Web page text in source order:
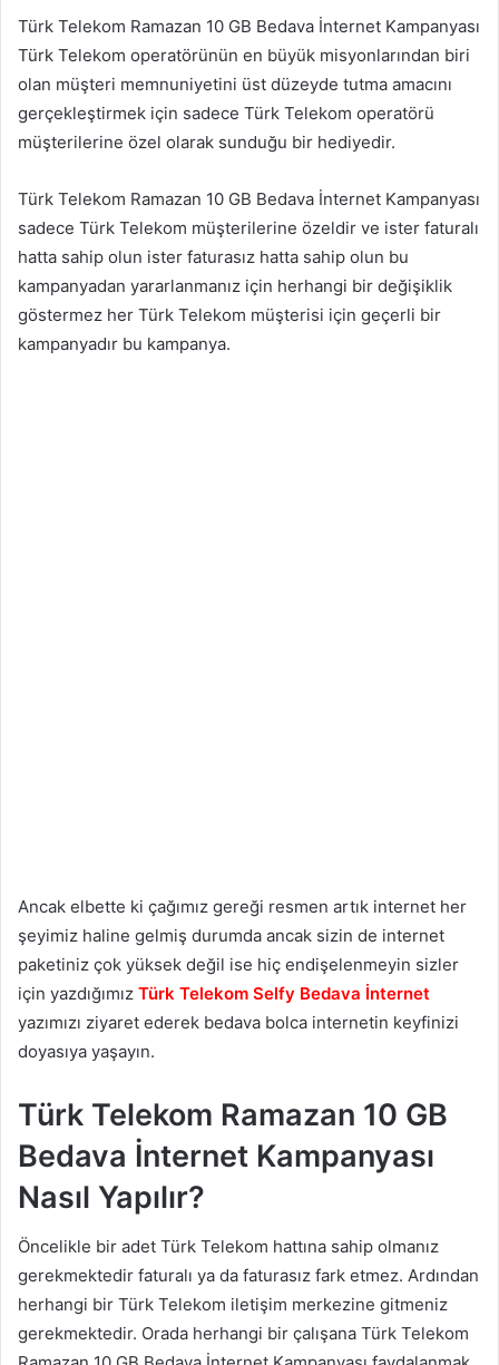
Türk Telekom Ramazan 10 GB Bedava İnternet Kampanyası
Türk Telekom operatörünün en büyük misyonlarından biri
olan müşteri memnuniyetini üst düzeyde tutma amacını
gerçekleştirmek için sadece Türk Telekom operatörü
müşterilerine özel olarak sunduğu bir hediyedir.
Türk Telekom Ramazan 10 GB Bedava İnternet Kampanyası
sadece Türk Telekom müşterilerine özeldir ve ister faturalı
hatta sahip olun ister faturasız hatta sahip olun bu
kampanyadan yararlanmanız için herhangi bir değişiklik
göstermez her Türk Telekom müşterisi için geçerli bir
kampanyadır bu kampanya.
Ancak elbette ki çağımız gereği resmen artık internet her
şeyimiz haline gelmiş durumda ancak sizin de internet
paketiniz çok yüksek değil ise hiç endişelenmeyin sizler
için yazdığımız Türk Telekom Selfy Bedava İnternet
yazımızı ziyaret ederek bedava bolca internetin keyfinizi
doyasıya yaşayın.
Türk Telekom Ramazan 10 GB
Bedava İnternet Kampanyası
Nasıl Yapılır?
Öncelikle bir adet Türk Telekom hattına sahip olmanız
gerekmektedir faturalı ya da faturasız fark etmez. Ardından
herhangi bir Türk Telekom iletişim merkezine gitmeniz
gerekmektedir. Orada herhangi bir çalışana Türk Telekom